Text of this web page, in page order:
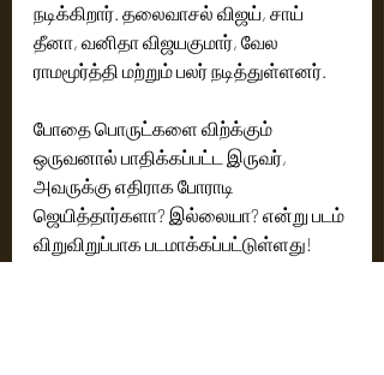
நடிக்கிறார். தலைவாசல் விஜய், சாய்
தீனா, வனிதா விஜயகுமார், வேல
ராமமூர்த்தி மற்றும் பலர் நடித்துள்ளனர்.
போதை பொருட்களை விற்க்கும்
ஒருவனால் பாதிக்கப்பட்ட இருவர்,
அவருக்கு எதிராக போராடி
ஜெயித்தார்களா? இல்லையா? என்று படம்
விறுவிறுப்பாக படமாக்கப்பட்டுள்ளது!